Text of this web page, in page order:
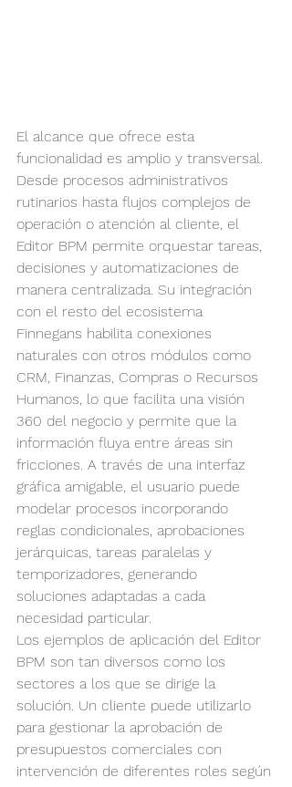
El alcance que ofrece esta
funcionalidad es amplio y transversal.
Desde procesos administrativos
rutinarios hasta flujos complejos de
operación o atención al cliente, el
Editor BPM permite orquestar tareas,
decisiones y automatizaciones de
manera centralizada. Su integración
con el resto del ecosistema
Finnegans habilita conexiones
naturales con otros módulos como
CRM, Finanzas, Compras o Recursos
Humanos, lo que facilita una visión
360 del negocio y permite que la
información fluya entre áreas sin
fricciones. A través de una interfaz
gráfica amigable, el usuario puede
modelar procesos incorporando
reglas condicionales, aprobaciones
jerárquicas, tareas paralelas y
temporizadores, generando
soluciones adaptadas a cada
necesidad particular.
Los ejemplos de aplicación del Editor
BPM son tan diversos como los
sectores a los que se dirige la
solución. Un cliente puede utilizarlo
para gestionar la aprobación de
presupuestos comerciales con
intervención de diferentes roles según